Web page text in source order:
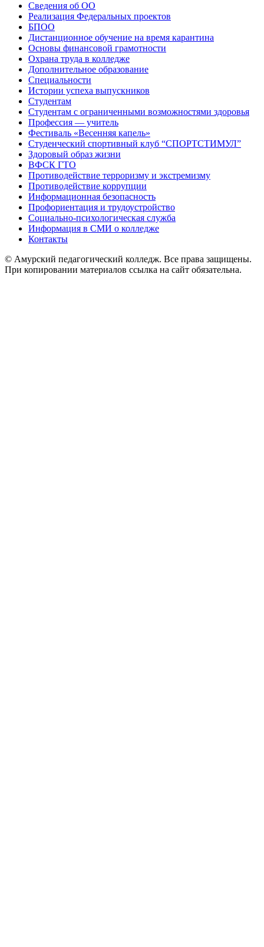
Сведения об ОО
Реализация Федеральных проектов
БПОО
Дистанционное обучение на время карантина
Основы финансовой грамотности
Охрана труда в колледже
Дополнительное образование
Специальности
Истории успеха выпускников
Студентам
Студентам с ограниченными возможностями здоровья
Профессия — учитель
Фестиваль «Весенняя капель»
Студенческий спортивный клуб “СПОРТСТИМУЛ”
Здоровый образ жизни
ВФСК ГТО
Противодействие терроризму и экстремизму
Противодействие коррупции
Информационная безопасность
Профориентация и трудоустройство
Социально-психологическая служба
Информация в СМИ о колледже
Контакты
© Амурский педагогический колледж. Все права защищены.
При копировании материалов ссылка на сайт обязательна.